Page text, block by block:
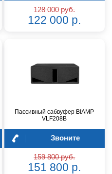
128 000 руб.
122 000 р.
Пассивный сабвуфер BIAMP
VLF208B
Звоните
159 800 руб.
151 800 р.